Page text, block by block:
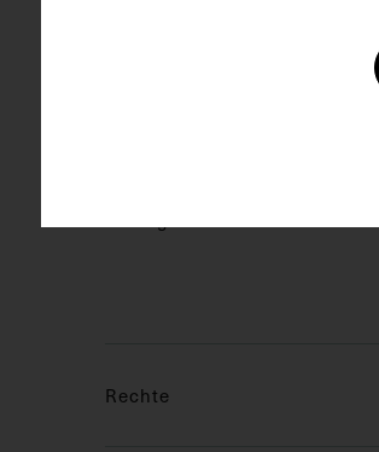
Rechte